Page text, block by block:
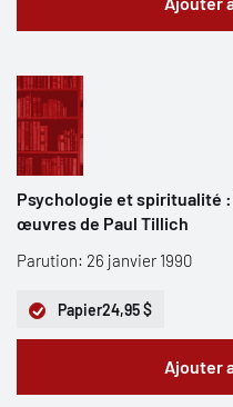
Psychologie et spiritualité
œuvres de Paul Tillich
Parution: 26 janvier 1990
Papier24,95 $
Ajouter